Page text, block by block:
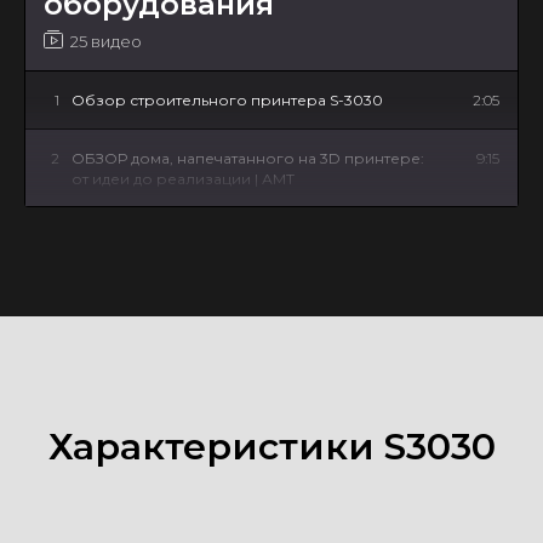
25 видео
1 Обзор строительного принтера S-3030 2:05
2
ОБЗОР дома, напечатанного на 3D принтере:
от идеи до реализации | АМТ
9:15
4
От идеи до реализации: как выглядит 3D дом |
2:02
Как выглядит дом, напечатанный на принтере:
Характеристики S3030